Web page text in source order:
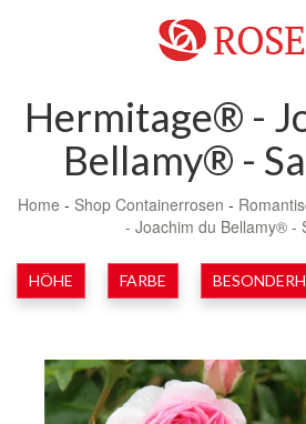
Hermitage® -
Bellamy® -
Home - Shop Containerrosen -
- Joachim du Bellamy® -
HÖHE FARBE